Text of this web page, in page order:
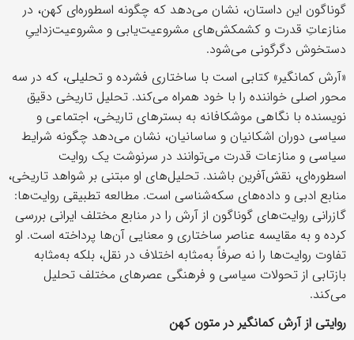
گوناگون این داستان، نشان می‌دهد که چگونه اسطوره‌ای کهن، در
منازعاتِ قدرت و کشمکش‌های مشروعیت‌یابی و مشروعیت‌زداییِ
دستخوش دگرگونی می‌شود.
«آرش کمانگیر» کتابی است با ساختاری فشرده و تحلیلی، که در سه
محور اصلی خواننده را با خود همراه می‌کند. تحلیل تاریخی دقیق
نویسنده با نگاهی موشکافانه به بسترهای تاریخی، اجتماعی و
سیاسی دوران اشکانیان و ساسانیان، نشان می‌دهد چگونه شرایط
سیاسی و منازعات قدرت می‌توانند در سرنوشت یک روایت
اسطوره‌ای، نقش‌آفرین باشند. تحلیل‌های او مبتنی بر شواهد تاریخی،
منابع ادبی و داده‌های سکه‌شناسی است. مطالعه تطبیقی روایت‌ها:
گازرانی روایت‌های گوناگون از آرش را در منابع مختلف ایرانی بررسی
کرده و به مقایسه عناصر ساختاری و معنایی آن‌ها پرداخته است. او
تفاوت روایت‌ها را نه صرفاً به‌مثابه اختلاف در نقل، بلکه به‌مثابه
بازتابی از تحولات سیاسی و فرهنگی عصرهای مختلف تحلیل
می‌کند.
روایتی از آرش کمانگیر در متون کهن